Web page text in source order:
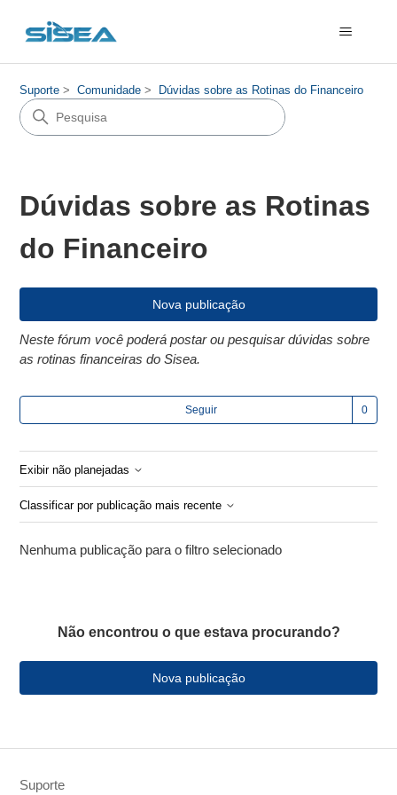
Suporte Comunidade Dúvidas sobre as Rotinas do Financeiro
Dúvidas sobre as Rotinas
do Financeiro
Nova publicação
Neste fórum você poderá postar ou pesquisar dúvidas sobre
as rotinas financeiras do Sisea.
Seguir
Exibir não planejadas
Classificar por publicação mais recente
Nenhuma publicação para o filtro selecionado
Não encontrou o que estava procurando?
Nova publicação
Suporte